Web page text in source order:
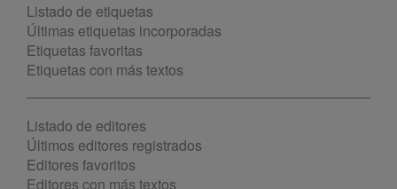
Listado de etiquetas
Últimas etiquetas incorporadas
Etiquetas favoritas
Etiquetas con más textos
Listado de editores
Últimos editores registrados
Editores favoritos
Editores con más textos